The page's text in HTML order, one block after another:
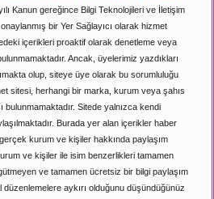
Kanun gereğince Bilgi Teknolojileri ve İletişim
bir Yer Sağlayıcı olarak hizmet
içerikleri proaktif olarak denetleme veya
Ancak, üyelerimiz yazdıkları
olup, siteye üye olarak bu sorumluluğu
sitesi, herhangi bir marka, kurum veya şahıs
bulunmamaktadır. Sitede yalnızca kendi
Burada yer alan içerikler haber
kurum ve kişiler hakkında paylaşım
ve kişiler ile isim benzerlikleri tamamen
ve tamamen ücretsiz bir bilgi paylaşım
aykırı olduğunu düşündüğünüz